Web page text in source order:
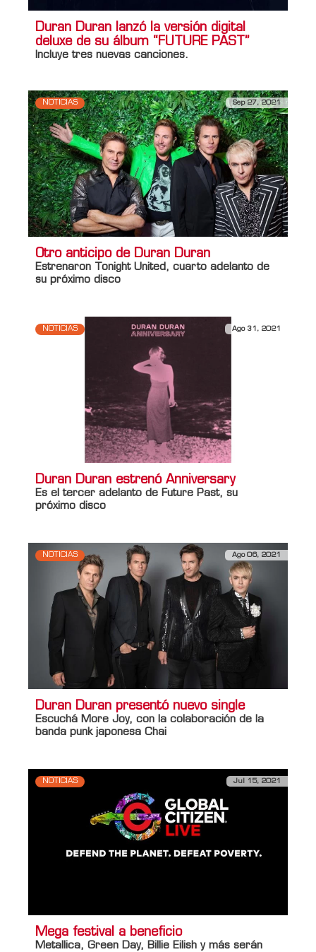
Duran Duran lanzó la versión digital
deluxe de su álbum “FUTURE PAST”
Incluye tres nuevas canciones.
NOTICIAS Sep 27, 2021
Otro anticipo de Duran Duran
Estrenaron Tonight United, cuarto adelanto de
su próximo disco
NOTICIAS Ago 31, 2021
Duran Duran estrenó Anniversary
Es el tercer adelanto de Future Past, su
próximo disco
NOTICIAS Ago 06, 2021
Duran Duran presentó nuevo single
Escuchá More Joy, con la colaboración de la
banda punk japonesa Chai
NOTICIAS Jul 15, 2021
Mega festival a beneficio
Metallica, Green Day, Billie Eilish y más serán